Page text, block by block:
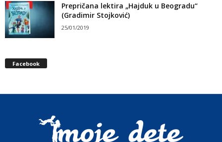
Prepričana lektira „Hajduk u Beogradu“
(Gradimir Stojković)
25/01/2019
Facebook